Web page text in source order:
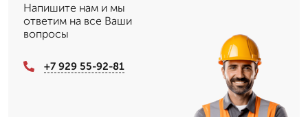
Напишите нам и мы
ответим на все Ваши
вопросы
+7 929 55-92-81